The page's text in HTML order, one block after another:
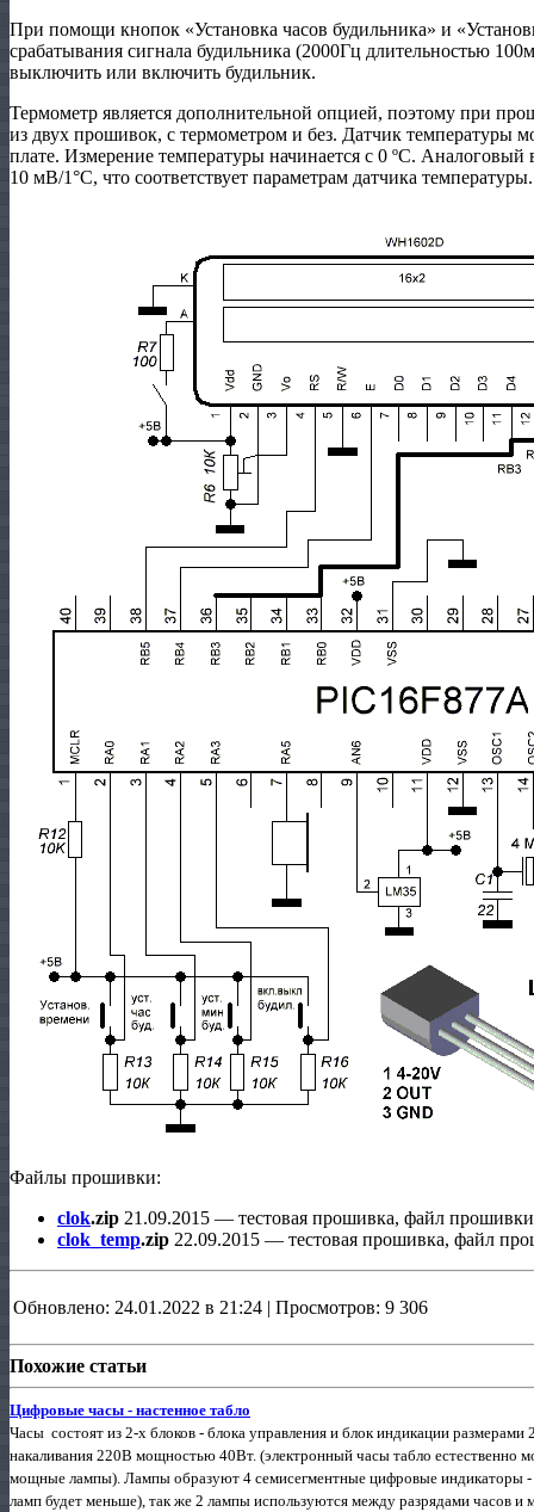
При помощи кнопок «Установка часов будильника» и
срабатывания сигнала будильника (2000Гц длительностью
выключить или включить будильник.
Термометр является дополнительной опцией, поэтому при
из двух прошивок, с термометром и без. Датчик температуры
плате. Измерение температуры начинается с 0 ºС. Аналоговый
10 мВ/1°С, что соответствует параметрам датчика температуры.
Файлы прошивки:
clok.zip 21.09.2015 — тестовая прошивка, файл
clok_temp.zip 22.09.2015 — тестовая прошивка, файл
Обновлено: 24.01.2022 в 21:24 | Просмотров: 9 306
Похожие статьи
Цифровые часы - настенное табло
Часы состоят из 2-х блоков - блока управления и блок индикации
накаливания 220В мощностью 40Вт. (электронный часы табло естественно
мощные лампы). Лампы образуют 4 семисегментные цифровые индикаторы
ламп будет меньше), так же 2 лампы используются между разрядами часов